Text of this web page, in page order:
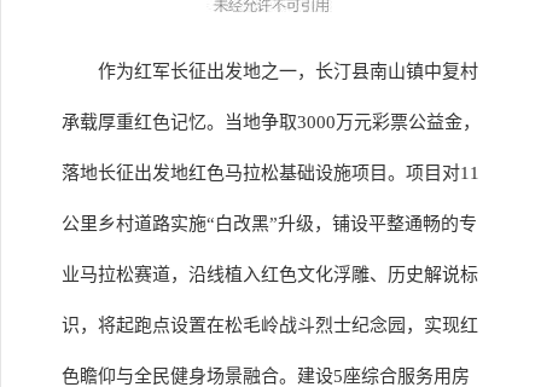
作为红军长征出发地之一，长汀县南山镇中复村
承载厚重红色记忆。当地争取3000万元彩票公益金，
落地长征出发地红色马拉松基础设施项目。项目对11
公里乡村道路实施“白改黑”升级，铺设平整通畅的专
业马拉松赛道，沿线植入红色文化浮雕、历史解说标
识，将起跑点设置在松毛岭战斗烈士纪念园，实现红
色瞻仰与全民健身场景融合。建设5座综合服务用房